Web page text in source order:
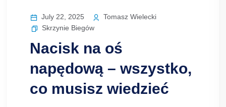
July 22, 2025
Tomasz Wielecki
Skrzynie Biegów
Nacisk na oś
napędową – wszystko,
co musisz wiedzieć